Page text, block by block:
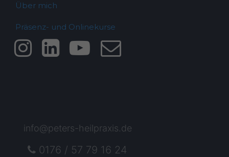
Über mich
Präsenz- und Onlinekurse
info@peters-heilpraxis.de
0176 / 57 79 16 24